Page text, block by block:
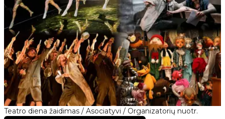
Teatro diena žaidimas / Asociatyvi / Organizatorių nuotr.